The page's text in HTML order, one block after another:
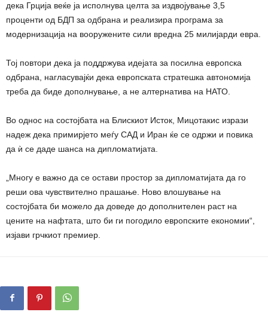
дека Грција веќе ја исполнува целта за издвојување 3,5
проценти од БДП за одбрана и реализира програма за
модернизација на вооружените сили вредна 25 милијарди евра.
Тој повтори дека ја поддржува идејата за посилна европска
одбрана, нагласувајќи дека европската стратешка автономија
треба да биде дополнување, а не алтернатива на НАТО.
Во однос на состојбата на Блискиот Исток, Мицотакис изрази
надеж дека примирјето меѓу САД и Иран ќе се одржи и повика
да ѝ се даде шанса на дипломатијата.
„Многу е важно да се остави простор за дипломатијата да го
реши ова чувствително прашање. Ново влошување на
состојбата би можело да доведе до дополнителен раст на
цените на нафтата, што би ги погодило европските економии“,
изјави грчкиот премиер.